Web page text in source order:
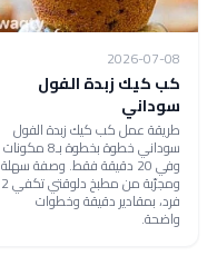
2026-07-08
كب كيك زبدة الفول
سوداني
طريقة عمل كب كيك زبدة الفول
سوداني خطوة بخطوة بـ8 مكونات
وفي 20 دقيقة فقط. وصفة سهلة
ومجرّبة من مطبخ دلوقتي تكفي 2
فرد، بمقادير دقيقة وخطوات
واضحة.